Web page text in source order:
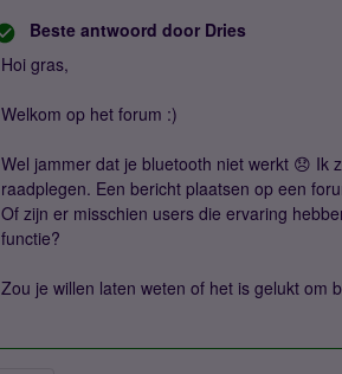
Beste antwoord door Dries
Hoi gras,
Welkom op het forum :)
Wel jammer dat je bluetooth niet werkt 😞 Ik
raadplegen. Een bericht plaatsen op een
Of zijn er misschien users die ervaring
functie?
Zou je willen laten weten of het is gelukt om